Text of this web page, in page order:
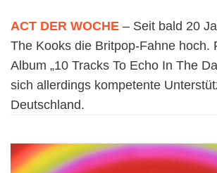
ACT DER WOCHE – Seit bald 20
The Kooks die Britpop-Fahne hoch.
Album „10 Tracks To Echo In The
sich allerdings kompetente
Deutschland.